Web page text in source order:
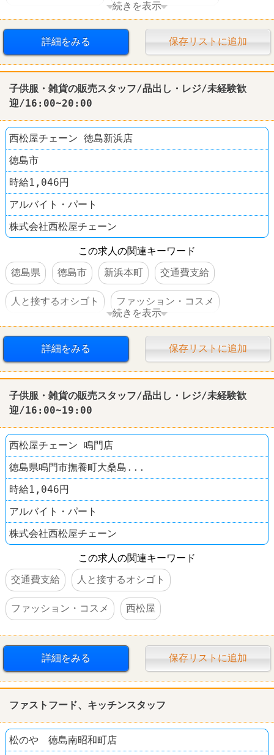
西松屋
続きを表示
詳細をみる 保存リストに追加
子供服・雑貨の販売スタッフ/品出し・レジ/未経験歓
迎/16:00~20:00
西松屋チェーン 徳島新浜店
徳島市
時給1,046円
アルバイト・パート
株式会社西松屋チェーン
この求人の関連キーワード
徳島県
徳島市 新浜本町 交通費支給
人と接するオシゴト ファッション・コスメ
西松屋
続きを表示
詳細をみる 保存リストに追加
子供服・雑貨の販売スタッフ/品出し・レジ/未経験歓
迎/16:00~19:00
西松屋チェーン 鳴門店
徳島県鳴門市撫養町大桑島...
時給1,046円
アルバイト・パート
株式会社西松屋チェーン
この求人の関連キーワード
交通費支給
人と接するオシゴト
ファッション・コスメ 西松屋
詳細をみる 保存リストに追加
ファストフード、キッチンスタッフ
松のや 徳島南昭和町店